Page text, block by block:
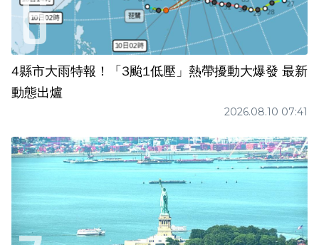
4縣市大雨特報！「3颱1低壓」熱帶擾動大爆發 最新
動態出爐
2026.08.10 07:41